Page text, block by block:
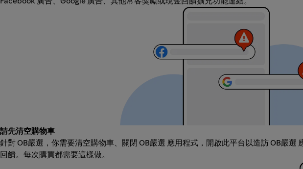
請先清空購物車
針對 OB嚴選，你需要清空購物車、關閉 OB嚴選 應用程式，開啟此平台以造訪 OB嚴
回饋。每次購買都需要這樣做。